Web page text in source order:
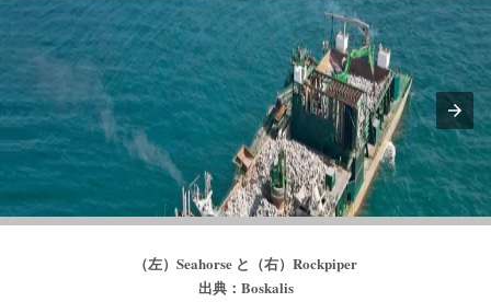
（左）Seahorse と（右）Rockpiper
出典：Boskalis